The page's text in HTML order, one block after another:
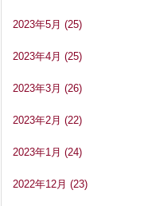
2023年5月 (25)
2023年4月 (25)
2023年3月 (26)
2023年2月 (22)
2023年1月 (24)
2022年12月 (23)